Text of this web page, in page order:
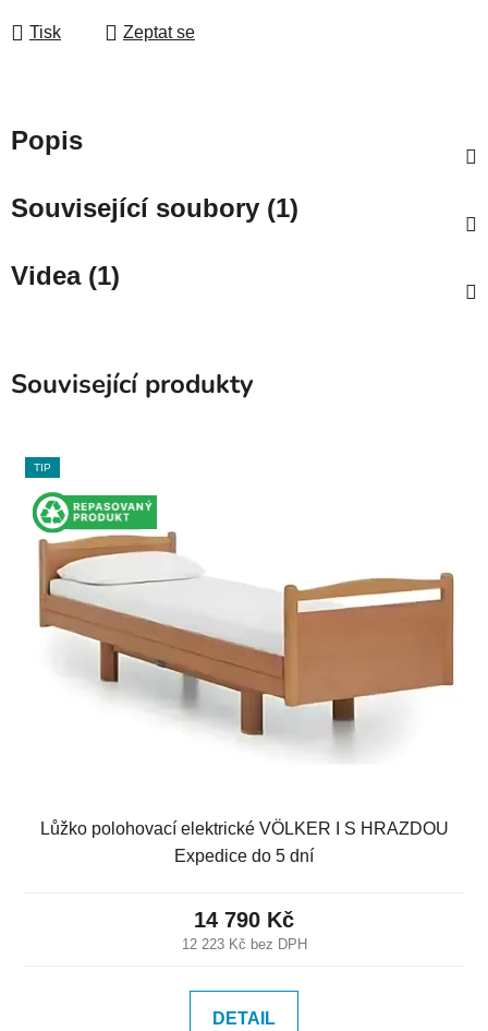
Tisk Zeptat se
Popis
Související soubory (1)
Videa (1)
Související produkty
TIP
Lůžko polohovací elektrické VÖLKER I S HRAZDOU
Expedice do 5 dní
12 223 Kč bez DPH
14 790 Kč
DETAIL